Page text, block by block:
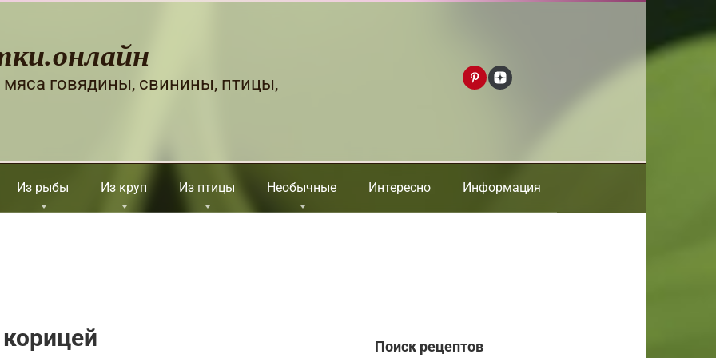
мяса говядины, свинины, птицы,
Из рыбы Из круп Из птицы Необычные Интересно Информация
Поиск рецептов